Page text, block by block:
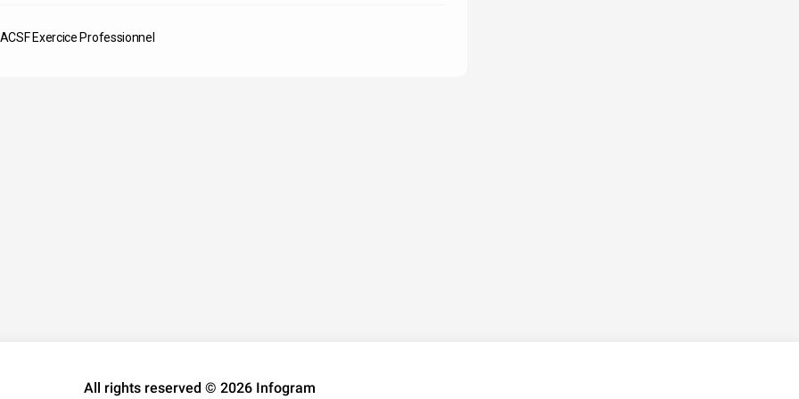
Exercice Professionnel
All rights reserved © 2026 Infogram